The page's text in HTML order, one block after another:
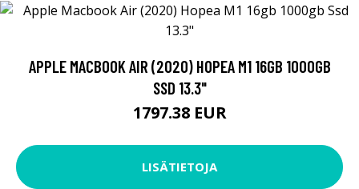
APPLE MACBOOK AIR (2020) HOPEA M1 16GB 1000GB
SSD 13.3"
1797.38 EUR
LISÄTIETOJA